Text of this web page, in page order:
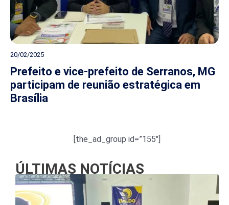
20/02/2025
Prefeito e vice-prefeito de Serranos, MG
participam de reunião estratégica em
Brasília
[the_ad_group id=”155″]
ÚLTIMAS NOTÍCIAS